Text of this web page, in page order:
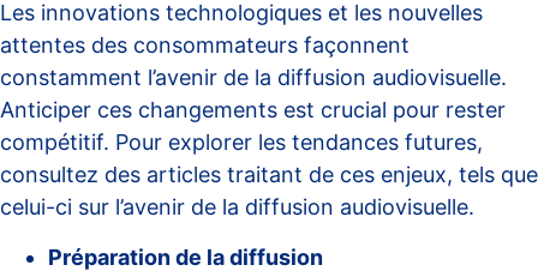
Les innovations technologiques et les nouvelles
attentes des consommateurs façonnent
constamment l’avenir de la diffusion audiovisuelle.
Anticiper ces changements est crucial pour rester
compétitif. Pour explorer les tendances futures,
consultez des articles traitant de ces enjeux, tels que
celui-ci sur l’avenir de la diffusion audiovisuelle.
Préparation de la diffusion